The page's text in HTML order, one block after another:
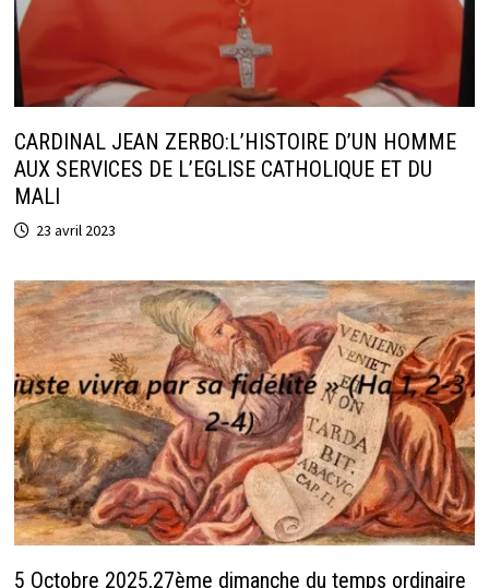
CARDINAL JEAN ZERBO:L’HISTOIRE D’UN HOMME
AUX SERVICES DE L’EGLISE CATHOLIQUE ET DU
MALI
23 avril 2023
5 Octobre 2025,27ème dimanche du temps ordinaire